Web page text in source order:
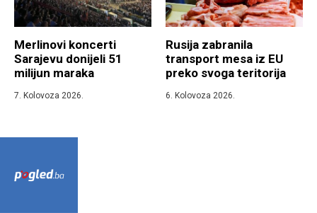
Merlinovi koncerti
Sarajevu donijeli 51
milijun maraka
7. Kolovoza 2026.
Rusija zabranila
transport mesa iz EU
preko svoga teritorija
6. Kolovoza 2026.